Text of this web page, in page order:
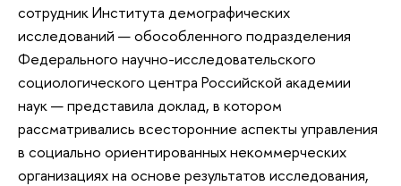
сотрудник Института демографических
исследований — обособленного подразделения
Федерального научно-исследовательского
социологического центра Российской академии
наук — представила доклад, в котором
рассматривались всесторонние аспекты управления
в социально ориентированных некоммерческих
организациях на основе результатов исследования,